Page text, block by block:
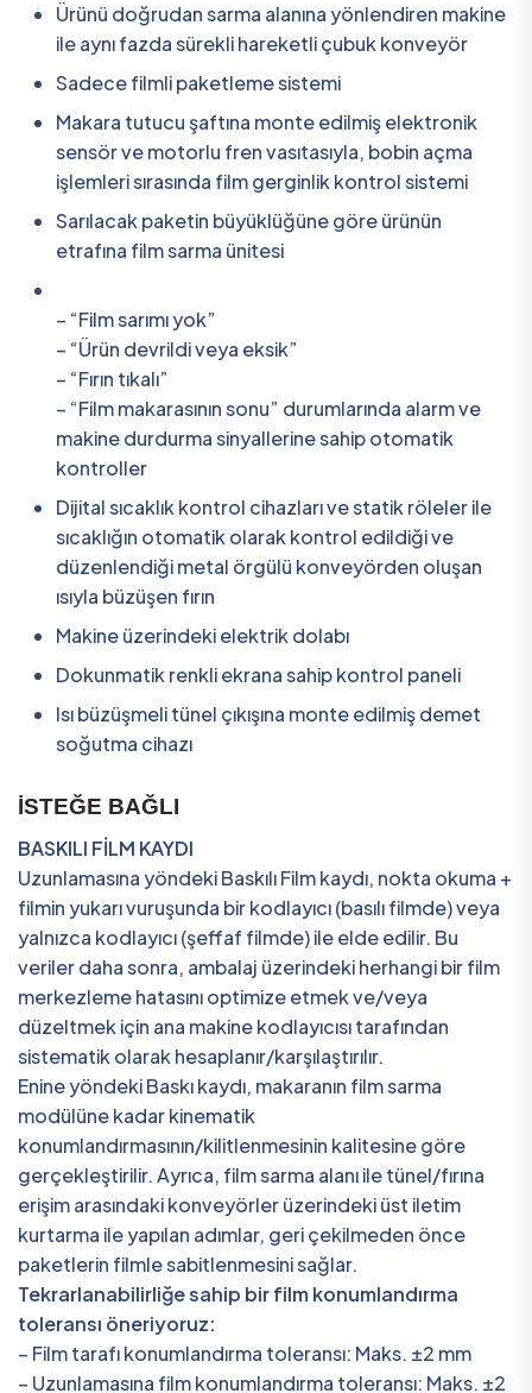
Ürünü doğrudan sarma alanına yönlendiren makine
ile aynı fazda sürekli hareketli çubuk konveyör
Sadece filmli paketleme sistemi
Makara tutucu şaftına monte edilmiş elektronik
sensör ve motorlu fren vasıtasıyla, bobin açma
işlemleri sırasında film gerginlik kontrol sistemi
Sarılacak paketin büyüklüğüne göre ürünün
etrafına film sarma ünitesi
– “Film sarımı yok”
– “Ürün devrildi veya eksik”
– “Fırın tıkalı”
– “Film makarasının sonu” durumlarında alarm ve
makine durdurma sinyallerine sahip otomatik
kontroller
Dijital sıcaklık kontrol cihazları ve statik röleler ile
sıcaklığın otomatik olarak kontrol edildiği ve
düzenlendiği metal örgülü konveyörden oluşan
ısıyla büzüşen fırın
Makine üzerindeki elektrik dolabı
Dokunmatik renkli ekrana sahip kontrol paneli
Isı büzüşmeli tünel çıkışına monte edilmiş demet
soğutma cihazı
İSTEĞE BAĞLI
BASKILI FİLM KAYDI
Uzunlamasına yöndeki Baskılı Film kaydı, nokta okuma +
filmin yukarı vuruşunda bir kodlayıcı (basılı filmde) veya
yalnızca kodlayıcı (şeffaf filmde) ile elde edilir. Bu
veriler daha sonra, ambalaj üzerindeki herhangi bir film
merkezleme hatasını optimize etmek ve/veya
düzeltmek için ana makine kodlayıcısı tarafından
sistematik olarak hesaplanır/karşılaştırılır.
Enine yöndeki Baskı kaydı, makaranın film sarma
modülüne kadar kinematik
konumlandırmasının/kilitlenmesinin kalitesine göre
gerçekleştirilir. Ayrıca, film sarma alanı ile tünel/fırına
erişim arasındaki konveyörler üzerindeki üst iletim
kurtarma ile yapılan adımlar, geri çekilmeden önce
paketlerin filmle sabitlenmesini sağlar.
Tekrarlanabilirliğe sahip bir film konumlandırma
toleransı öneriyoruz:
– Film tarafı konumlandırma toleransı: Maks. ±2 mm
– Uzunlamasına film konumlandırma toleransı: Maks. ±2